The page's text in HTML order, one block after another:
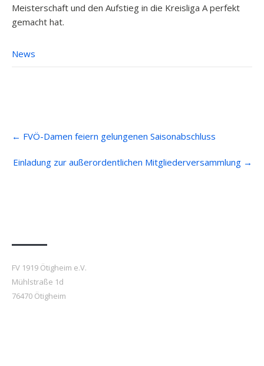
Meisterschaft und den Aufstieg in die Kreisliga A perfekt
gemacht hat.
News
Post
navigation
← FVÖ-Damen feiern gelungenen Saisonabschluss
Einladung zur außerordentlichen Mitgliederversammlung →
FV 1919 Ötigheim e.V.
Mühlstraße 1d
76470 Ötigheim